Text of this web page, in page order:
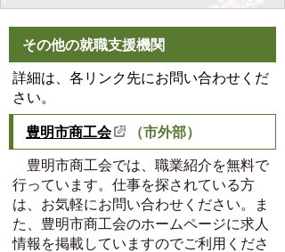
その他の就職支援機関
詳細は、各リンク先にお問い合わせくだ
さい。
豊明市商工会 （市外部）
豊明市商工会では、職業紹介を無料で
行っています。仕事を探されている方
は、お気軽にお問い合わせください。
ま
た、 豊明市商工会のホームページに求人
情報を掲載していますのでご利用くださ